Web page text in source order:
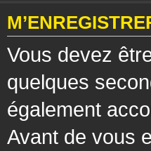
Vous devez
quelques
également
Avant de vous